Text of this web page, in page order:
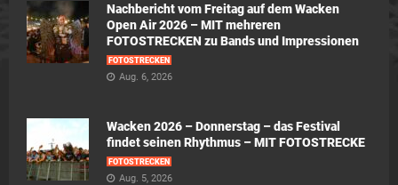
Nachbericht vom Freitag auf dem Wacken
Open Air 2026 – MIT mehreren
FOTOSTRECKEN zu Bands und Impressionen
FOTOSTRECKEN
Aug. 6, 2026
Wacken 2026 – Donnerstag – das Festival
findet seinen Rhythmus – MIT FOTOSTRECKE
FOTOSTRECKEN
Aug. 5, 2026